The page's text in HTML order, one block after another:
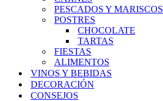
PESCADOS Y MARISCOS
POSTRES
CHOCOLATE
TARTAS
FIESTAS
ALIMENTOS
VINOS Y BEBIDAS
DECORACIÓN
CONSEJOS